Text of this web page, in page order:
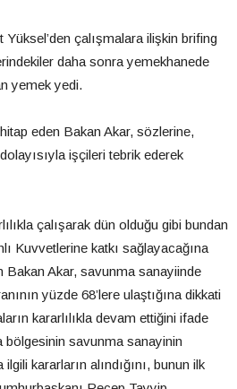
çalışmalara ilişkin brifing
daha sonra yemekhanede
yemek yedi.
eden Bakan Akar, sözlerine,
işçileri tebrik ederek
çalışarak dün olduğu gibi bundan
Kuvvetlerine katkı sağlayacağına
Bakan Akar, savunma sanayiinde
yüzde 68’lere ulaştığına dikkati
kararlılıkla devam ettiğini ifade
savunma sanayinin
kararların alındığını, bunun ilk